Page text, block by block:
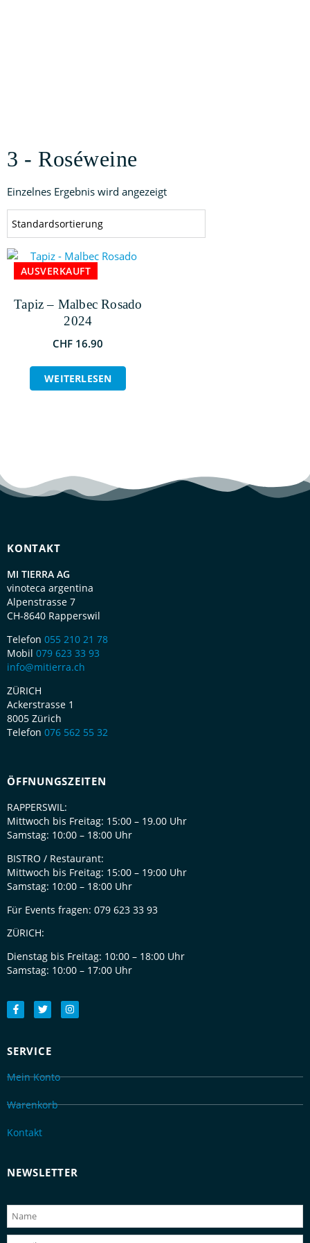
3 - Roséweine
Einzelnes Ergebnis wird angezeigt
AUSVERKAUFT
Tapiz – Malbec Rosado
2024
CHF 16.90
WEITERLESEN
KONTAKT
MI TIERRA AG
vinoteca argentina
Alpenstrasse 7
CH-8640 Rapperswil
Telefon 055 210 21 78
Mobil 079 623 33 93
info@mitierra.ch
ZÜRICH
Ackerstrasse 1
8005 Zürich
Telefon 076 562 55 32
ÖFFNUNGSZEITEN
RAPPERSWIL:
Mittwoch bis Freitag: 15:00 – 19.00 Uhr
Samstag: 10:00 – 18:00 Uhr
BISTRO / Restaurant:
Mittwoch bis Freitag: 15:00 – 19:00 Uhr
Samstag: 10:00 – 18:00 Uhr
Für Events fragen: 079 623 33 93
ZÜRICH:
Dienstag bis Freitag: 10:00 – 18:00 Uhr
Samstag: 10:00 – 17:00 Uhr
SERVICE
Mein Konto
Warenkorb
Kontakt
NEWSLETTER